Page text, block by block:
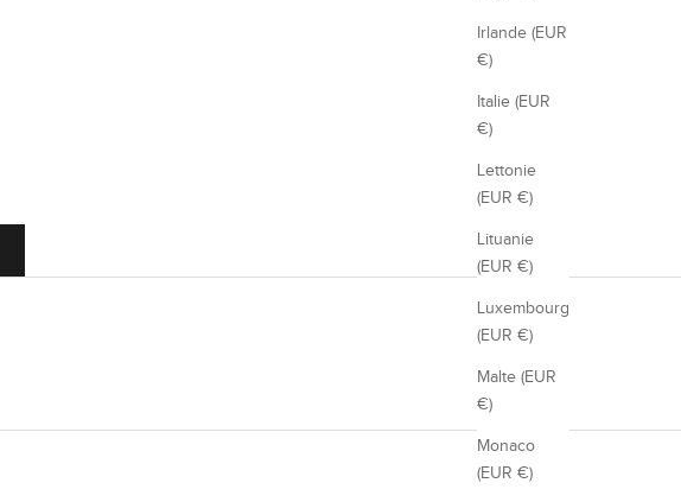
Irlande (EUR
€)
Italie (EUR
€)
Lettonie
(EUR €)
Lituanie
(EUR €)
Luxembourg
(EUR €)
Malte (EUR
€)
Monaco
(EUR €)